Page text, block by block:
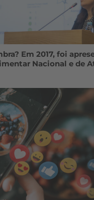
Em 2017, foi
Nacional e de